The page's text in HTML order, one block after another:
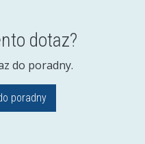
dotaz?
do poradny.
poradny